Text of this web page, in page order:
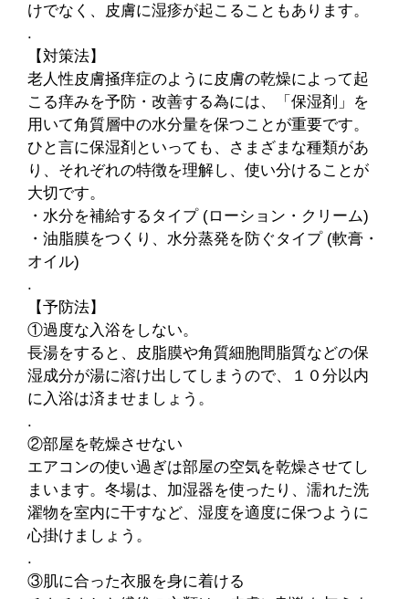
けでなく、皮膚に湿疹が起こることもあります。
.
【対策法】
老人性皮膚掻痒症のように皮膚の乾燥によって起
こる痒みを予防・改善する為には、「保湿剤」を
用いて角質層中の水分量を保つことが重要です。
ひと言に保湿剤といっても、さまざまな種類があ
り、それぞれの特徴を理解し、使い分けることが
大切です。
・水分を補給するタイプ (ローション・クリーム)
・油脂膜をつくり、水分蒸発を防ぐタイプ (軟膏・
オイル)
.
【予防法】
①過度な入浴をしない。
長湯をすると、皮脂膜や角質細胞間脂質などの保
湿成分が湯に溶け出してしまうので、１０分以内
に入浴は済ませましょう。
.
②部屋を乾燥させない
エアコンの使い過ぎは部屋の空気を乾燥させてし
まいます。冬場は、加湿器を使ったり、濡れた洗
濯物を室内に干すなど、湿度を適度に保つように
心掛けましょう。
.
③肌に合った衣服を身に着ける